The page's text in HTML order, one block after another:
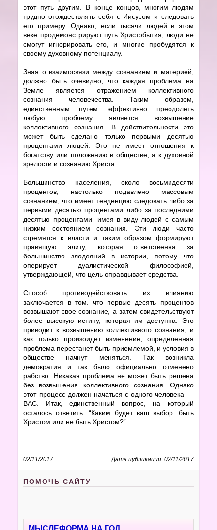
этот путь другим. В конце концов, многим людям
трудно отождествлять себя с Иисусом и следовать
его примеру. Однако, если тысячи людей в этом
веке продемонстрируют путь Христобытия, люди не
смогут игнорировать его, и многие пробудятся к
своему духовному потенциалу.
Зная о взаимосвязи между сознанием и материей,
должно быть очевидно, что каждая проблема на
Земле является отражением коллективного
сознания человечества. Таким образом,
единственным путем эффективно преодолеть
любую проблему является возвышение
коллективного сознания. В действительности это
может быть сделано только первыми десятью
процентами людей. Это не имеет отношения к
богатству или положению в обществе, а к духовной
зрелости и сознанию Христа.
Большинство населения, около восьмидесяти
процентов, настолько подавлено массовым
сознанием, что имеет тенденцию следовать либо за
первыми десятью процентами либо за последними
десятью процентами, имея в виду людей с самым
низким состоянием сознания. Эти люди часто
стремятся к власти и таким образом формируют
правящую элиту, которая ответственна за
большинство злодеяний в истории, потому что
оперирует дуалистической философией,
утверждающей, что цель оправдывает средства.
Способ противодействовать их влиянию
заключается в том, что первые десять процентов
возвышают свое сознание, а затем свидетельствуют
более высокую истину, которая им доступна. Это
приводит к возвышению коллективного сознания, и
как только произойдет изменение, определенная
проблема перестанет быть приемлемой, и условия в
обществе начнут меняться. Так возникла
демократия и так было официально отменено
рабство. Никакая проблема не может быть решена
без возвышения коллективного сознания. Однако
этот процесс должен начаться с одного человека —
ВАС. Итак, единственный вопрос, на который
осталось ответить: “Каким будет ваш выбор: быть
Христом или не быть Христом?”
02/11/2017 Дата публикации: 02/11/2017
ПОМОЧЬ САЙТУ
МЫСЛЕФОРМА НА ГОД